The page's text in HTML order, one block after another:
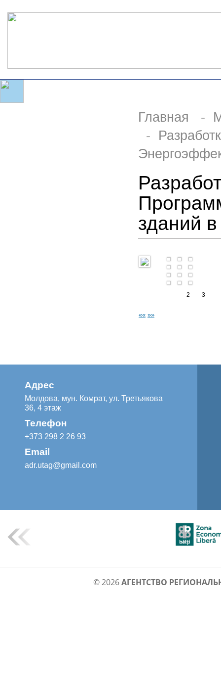
Главная -
-
зданий
2 3
«« »»
Адрес
Молдова, мун. Комрат, ул. Третьякова
36, 4 этаж
Телефон
+373 298 2 26 93
Email
adr.utag@gmail.com
© 2026АГЕНТСТВО